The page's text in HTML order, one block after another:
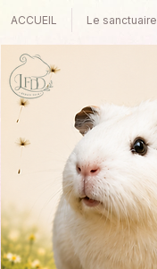
ACCUEIL Le sanctuaire